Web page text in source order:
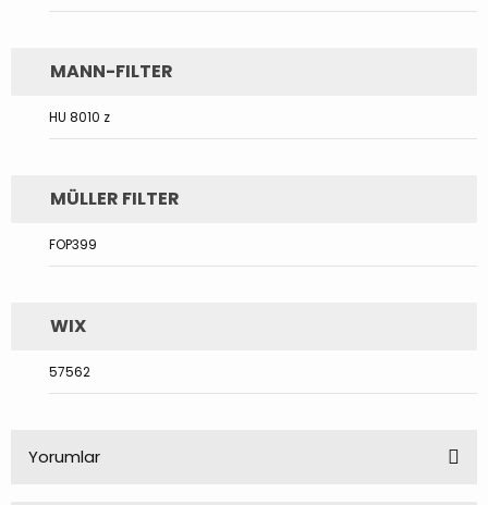
MANN-FILTER
HU 8010 z
MÜLLER FILTER
FOP399
WIX
57562
Yorumlar